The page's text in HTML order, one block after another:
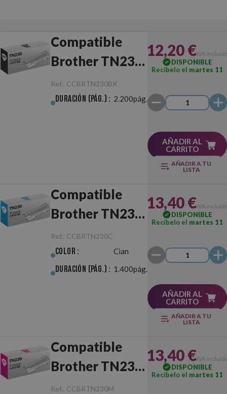
Compatible
Brother TN230
Negro
Ref.: CCBRTN230BK
Duración (pág.) : 2.200pág.
12,20 €IVA
DISPONIBLE
Recíbelo el martes 11
AÑADIR AL
CARRITO
AÑADIR A TU
LISTA
Compatible
Brother TN230
Cian
Ref.: CCBRTN230C
Color : Cian
Duración (pág.) : 1.400pág.
13,40 €IVA
DISPONIBLE
Recíbelo el martes 11
AÑADIR AL
CARRITO
AÑADIR A TU
LISTA
Compatible
Brother TN230
Magenta
Ref.: CCBRTN230M
13,40 €IVA
DISPONIBLE
Recíbelo el martes 11